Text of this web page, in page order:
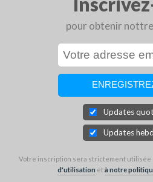
pour obtenir
Updates
Updates
Votre inscription sera strictement utilisée
d'utilisation età notre